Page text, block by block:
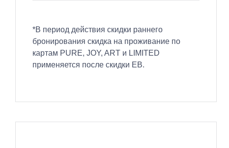
*В период действия скидки раннего
бронирования скидка на проживание по
картам PURE, JOY, ART и LIMITED
применяется после скидки EB.